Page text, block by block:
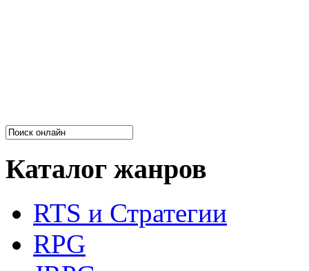
Каталог жанров
RTS и Стратегии
RPG